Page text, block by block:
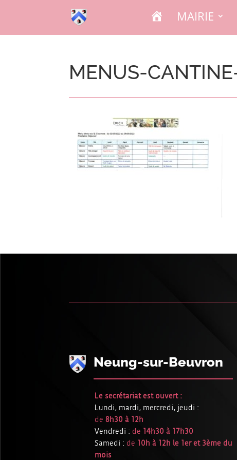
U
MAIRIE
MENUS-
Neung-sur-Beuvron
Le secrétariat est ouvert :
Lundi, mardi, mercredi, jeudi :
de8h30 à 12h
Vendredi : de 14h30 à 17h30
Samedi : de 10h à 12h le 1er et 3ème du
mois